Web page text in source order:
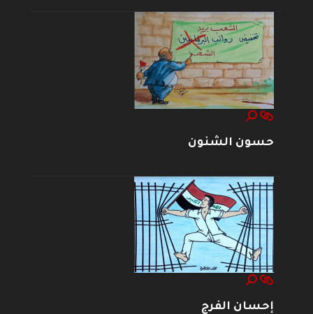
حسون الشنون
إحسان الفرج